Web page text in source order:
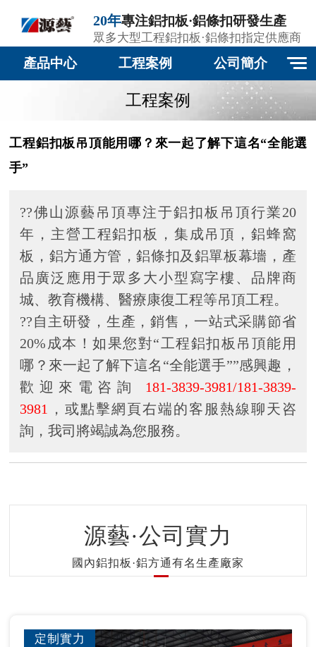
20年專注鋁扣板·鋁條扣研發生產
眾多大型工程鋁扣板·鋁條扣指定供應商
產品中心 工程案例 公司簡介
工程案例
工程鋁扣板吊頂能用哪？來一起了解下這名“全能選
手”
??佛山源藝吊頂專注于鋁扣板吊頂行業20
年，主營工程鋁扣板，集成吊頂，鋁蜂窩
板，鋁方通方管，鋁條扣及鋁單板幕墻，產
品廣泛應用于眾多大小型寫字樓、品牌商
城、教育機構、醫療康復工程等吊頂工程。
??自主研發，生產，銷售，一站式采購節省
20%成本！如果您對“工程鋁扣板吊頂能用
哪？來一起了解下這名“全能選手””感興趣，
歡迎來電咨詢 181-3839-3981/181-3839-
3981
，或點擊網頁右端的客服熱線聊天咨
詢，我司將竭誠為您服務。
源藝·公司實力
國內鋁扣板·鋁方通有名生產廠家
定制實力